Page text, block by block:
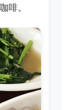
啡。